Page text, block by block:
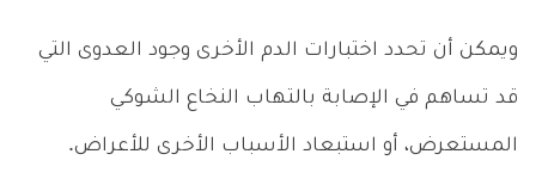
ويمكن أن تحدد اختبارات الدم الأخرى وجود العدوى التي
قد تساهم في الإصابة بالتهاب النخاع الشوكي
المستعرض، أو استبعاد الأسباب الأخرى للأعراض.